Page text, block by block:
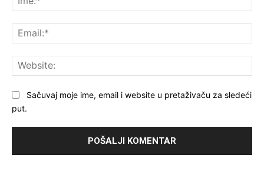
Sačuvaj moje ime, email i website u pretaživaču za sledeći
put.